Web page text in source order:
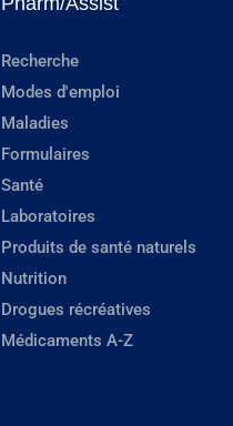
Recherche
Modes d'emploi
Maladies
Formulaires
Santé
Laboratoires
Produits de santé naturels
Nutrition
Drogues récréatives
Médicaments A-Z